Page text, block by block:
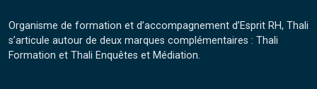
Organisme de formation et d’accompagnement d’Esprit RH, Thali
s’articule autour de deux marques complémentaires : Thali
Formation et Thali Enquêtes et Médiation.